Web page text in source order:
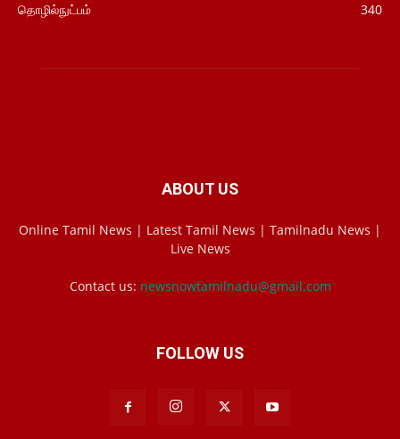
தொழில்நுட்பம்
340
ABOUT US
Online Tamil News | Latest Tamil News | Tamilnadu News |
Live News
Contact us: newsnowtamilnadu@gmail.com
FOLLOW US